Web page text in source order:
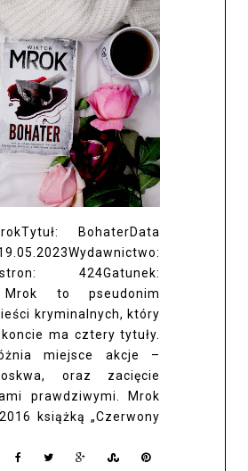
BohaterData
424Gatunek:
to pseudonim
kryminalnych, który
ma cztery tytuły.
miejsce akcje –
oraz zacięcie
prawdziwymi. Mrok
książką „Czerwony